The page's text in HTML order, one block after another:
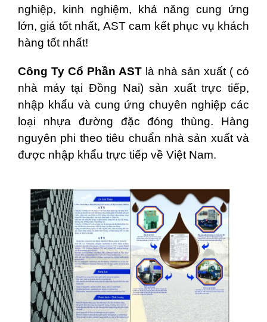
nghiệp, kinh nghiệm, khả năng cung ứng
lớn, giá tốt nhất, AST cam kết phục vụ khách
hàng tốt nhất!
Công Ty Cổ Phần AST là nhà sản xuất ( có
nhà máy tại Đồng Nai) sản xuất trực tiếp,
nhập khẩu và cung ứng chuyên nghiệp các
loại nhựa đường đặc đóng thùng. Hàng
nguyên phi theo tiêu chuẩn nhà sản xuất và
được nhập khẩu trực tiếp về Việt Nam.